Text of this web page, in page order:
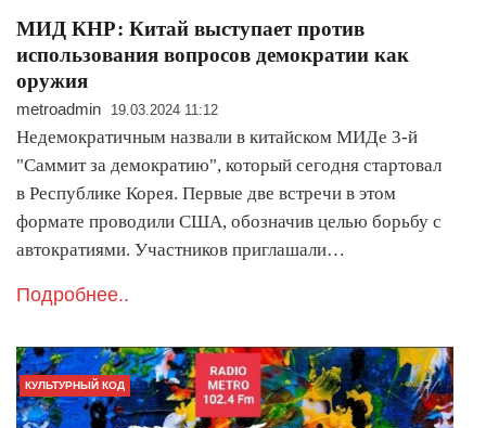
МИД КНР: Китай выступает против
использования вопросов демократии как
оружия
metroadmin 19.03.2024 11:12
Недемократичным назвали в китайском МИДе 3-й
"Саммит за демократию", который сегодня стартовал
в Республике Корея. Первые две встречи в этом
формате проводили США, обозначив целью борьбу с
автократиями. Участников приглашали…
Подробнее..
КУЛЬТУРНЫЙ КОД